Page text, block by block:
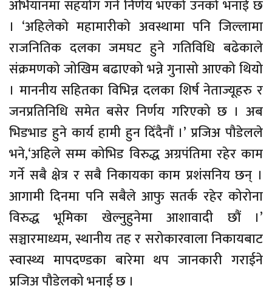
अभियानमा सहयोग गर्ने निर्णय भएको उनको भनाई छ
। ‘अहिलेको महामारीको अवस्थामा पनि जिल्लामा
राजनितिक दलका जमघट हुने गतिविधि बढेकाले
संक्रमणको जोखिम बढाएको भन्ने गुनासो आएको थियो
। माननीय सहितका विभिन्न दलका शिर्ष नेताज्यूहरु र
जनप्रतिनिधि समेत बसेर निर्णय गरिएको छ । अब
भिडभाड हुने कार्य हामी हुन दिँदैनौं ।’ प्रजिअ पौडेलले
भने,‘अहिले सम्म कोभिड विरुद्ध अग्रपंतिमा रहेर काम
गर्ने सबै क्षेत्र र सबै निकायका काम प्रशंसनिय छन् ।
आगामी दिनमा पनि सबैले आफु सतर्क रहेर कोरोना
विरुद्ध भूमिका खेल्नुहुनेमा आशावादी छौं ।’
सञ्चारमाध्यम, स्थानीय तह र सरोकारवाला निकायबाट
स्वास्थ्य मापदण्डका बारेमा थप जानकारी गराईने
प्रजिअ पौडेलको भनाई छ ।